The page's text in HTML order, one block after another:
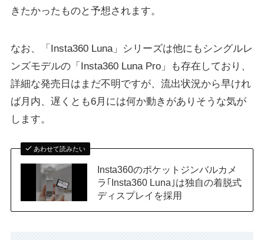
きたかったものと予想されます。
なお、「Insta360 Luna」シリーズは他にもシングルレ
ンズモデルの「Insta360 Luna Pro」も存在しており、
詳細な発売日はまだ不明ですが、流出状況から早けれ
ば月内、遅くとも6月には何か動きがありそうな気が
します。
あわせて読みたい
Insta360のポケットジンバルカメ
ラ｢Insta360 Luna｣は独自の着脱式
ディスプレイを採用